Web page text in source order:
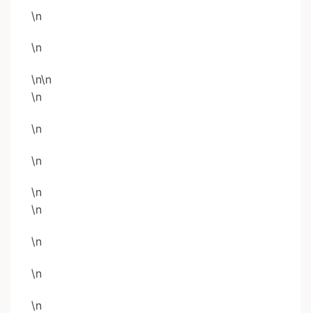
\n
\n
\n\n
\n
\n
\n
\n
\n
\n
\n
\n